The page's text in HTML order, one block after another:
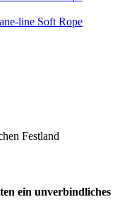
Festland
ein unverbindliches